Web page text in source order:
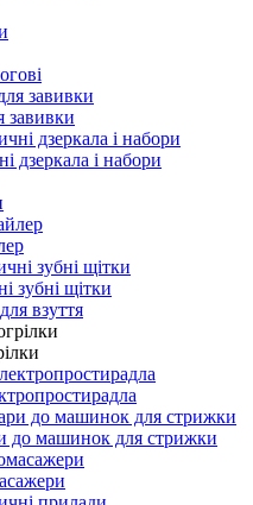
завивки
дзеркала і набори
зубні щітки
взуття
до машинок для стрижки